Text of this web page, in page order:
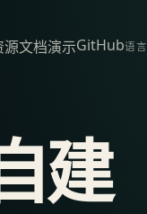
源文档演示GitHub语言
建